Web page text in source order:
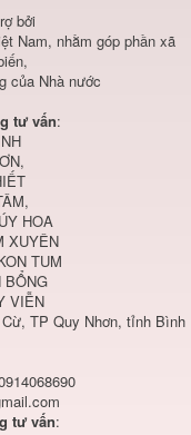
bởi
Nam, nhằm góp phần xã
của Nhà nước
tư vấn:
HOA
XUYÊN
TUM
BỔNG
VIỄN
TP Quy Nhơn, tỉnh Bình
tư vấn: